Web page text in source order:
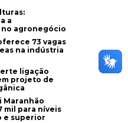
a
agronegócio
73 vagas
na indústria
ligação
projeto de
Maranhão
mil para níveis
e superior